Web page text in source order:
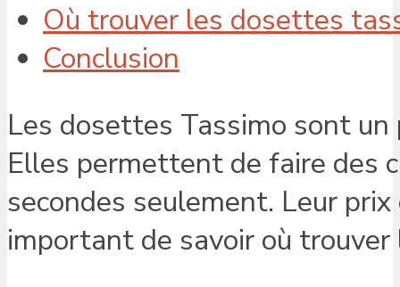
Où trouver les dosettes
Conclusion
Les dosettes Tassimo sont
Elles permettent de faire des
secondes seulement. Leur
important de savoir où